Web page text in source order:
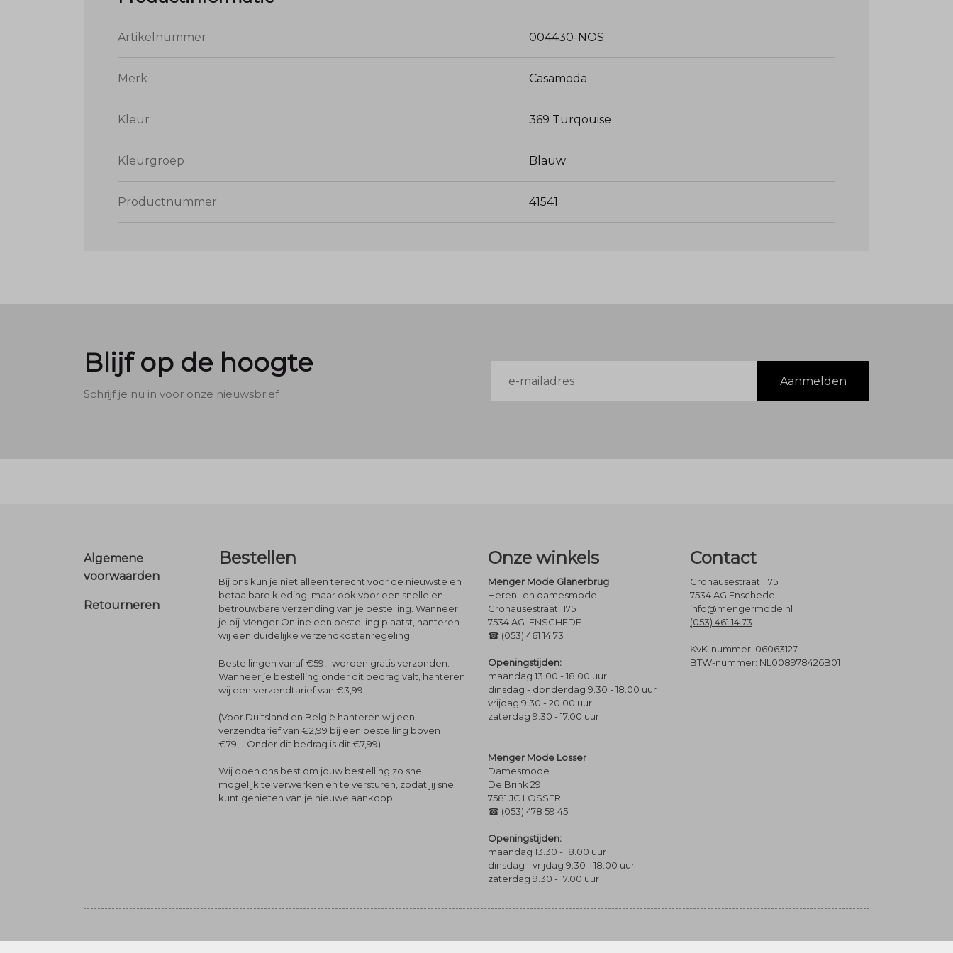
Artikelnummer 004430-NOS
Merk Casamoda
Kleur 369 Turqouise
Kleurgroep Blauw
Productnummer 41541
Blijf op de hoogte
Schrijf je nu in voor onze nieuwsbrief
mailadres
Aanmelden
Footer
Algemene
voorwaarden
Retourneren
Bestellen
Bij ons kun je niet alleen terecht voor de nieuwste en
betaalbare kleding, maar ook voor een snelle en
betrouwbare verzending van je bestelling. Wanneer
je bij Menger Online een bestelling plaatst, hanteren
wij een duidelijke verzendkostenregeling.
Bestellingen vanaf €59,- worden gratis verzonden.
Wanneer je bestelling onder dit bedrag valt, hanteren
wij een verzendtarief van €3,99.
(Voor Duitsland en België hanteren wij een
verzendtarief van €2,99 bij een bestelling boven
€79,-. Onder dit bedrag is dit €7,99)
Wij doen ons best om jouw bestelling zo snel
mogelijk te verwerken en te versturen, zodat jij snel
kunt genieten van je nieuwe aankoop.
Onze winkels
Menger Mode Glanerbrug
Heren- en damesmode
Gronausestraat 1175
7534 AG ENSCHEDE
☎ (053) 461 14 73
Openingstijden:
maandag 13.00 - 18.00 uur
dinsdag - donderdag 9.30 - 18.00 uur
vrijdag 9.30 - 20.00 uur
zaterdag 9.30 - 17.00 uur
Menger Mode Losser
Damesmode
De Brink 29
7581 JC LOSSER
☎ (053) 478 59 45
Openingstijden:
maandag 13.30 - 18.00 uur
dinsdag - vrijdag 9.30 - 18.00 uur
zaterdag 9.30 - 17.00 uur
Contact
Gronausestraat 1175
7534 AG Enschede
info@mengermode.nl
(053) 461 14 73
KvK-nummer: 06063127
BTW-nummer: NL008978426B01